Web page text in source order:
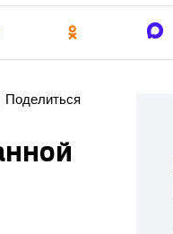
Поделиться